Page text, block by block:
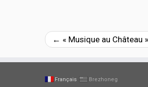
← « Musique au Château
Français Brezhoneg